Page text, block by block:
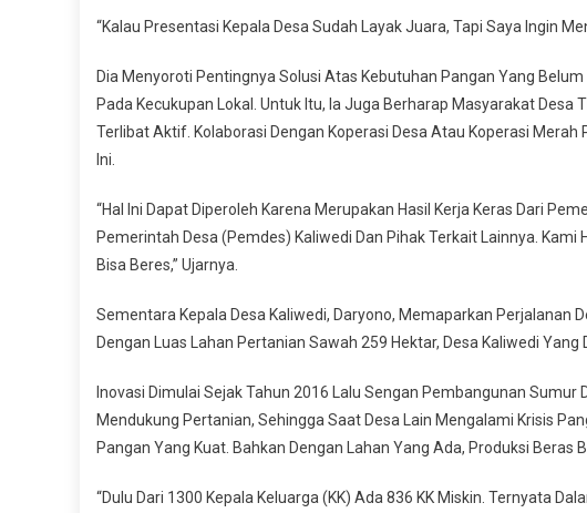
“Kalau Presentasi Kepala Desa Sudah Layak Juara, Tapi Saya Ingin
Dia Menyoroti Pentingnya Solusi Atas Kebutuhan Pangan Yang
Pada Kecukupan Lokal. Untuk Itu, Ia Juga Berharap Masyarakat
Terlibat Aktif. Kolaborasi Dengan Koperasi Desa Atau Koperasi
Ini.
“Hal Ini Dapat Diperoleh Karena Merupakan Hasil Kerja Keras Dari
Pemerintah Desa (Pemdes) Kaliwedi Dan Pihak Terkait Lainnya.
Bisa Beres,” Ujarnya.
Sementara Kepala Desa Kaliwedi, Daryono, Memaparkan Perjalanan
Dengan Luas Lahan Pertanian Sawah 259 Hektar, Desa Kaliwedi
Inovasi Dimulai Sejak Tahun 2016 Lalu Sengan Pembangunan
Mendukung Pertanian, Sehingga Saat Desa Lain Mengalami Krisis
Pangan Yang Kuat. Bahkan Dengan Lahan Yang Ada, Produksi Beras
“Dulu Dari 1300 Kepala Keluarga (KK) Ada 836 KK Miskin. Ternyata